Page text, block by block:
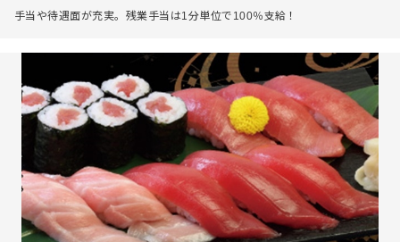
手当や待遇面が充実。残業手当は1分単位で100％支給！